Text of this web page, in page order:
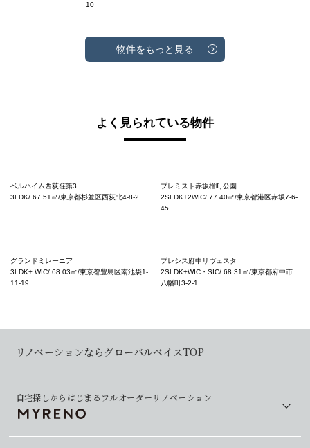
10
物件をもっと見る
よく見られている物件
ベルハイム西荻窪第3
3LDK/ 67.51㎡/東京都杉並区西荻北4-8-2
プレミスト赤坂檜町公園
2SLDK+2WIC/ 77.40㎡/東京都港区赤坂7-6-
45
グランドミレーニア
3LDK+ WIC/ 68.03㎡/東京都豊島区南池袋1-
11-19
プレシス府中リヴェスタ
2SLDK+WIC・SIC/ 68.31㎡/東京都府中市
八幡町3-2-1
リノベーションならグローバルベイスTOP
自宅探しからはじまるフルオーダーリノベーション